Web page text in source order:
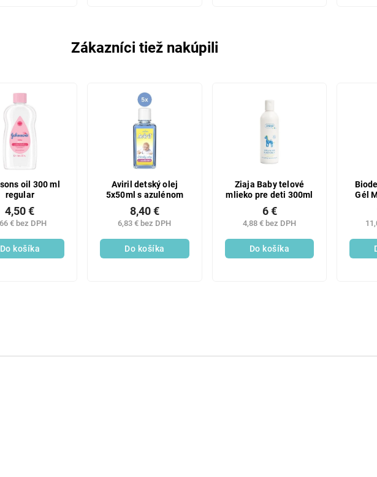
Zákazníci tiež nakúpili
oil 300 ml
regular
€ bez DPH
4,50 €
Do košíka
Aviril detský olej
5x50ml s azulénom
6,83 € bez DPH
8,40 €
Do košíka
Ziaja Baby telové
mlieko pre deti 300ml
4,88 € bez DPH
6 €
Do košíka
Gél